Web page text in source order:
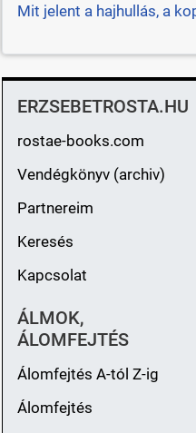
Mit jelent a hajhullás, a
ERZSEBETROSTA.HU
rostae-books.com
Vendégkönyv (archiv)
Partnereim
Keresés
Kapcsolat
ÁLMOK,
ÁLOMFEJTÉS
Álomfejtés A-tól Z-ig
Álomfejtés